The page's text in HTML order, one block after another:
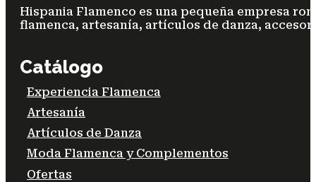
Hispania Flamenco es una pequeña empresa
flamenca, artesanía, artículos de danza,
Catálogo
Experiencia Flamenca
Artesanía
Artículos de Danza
Moda Flamenca y Complementos
Ofertas